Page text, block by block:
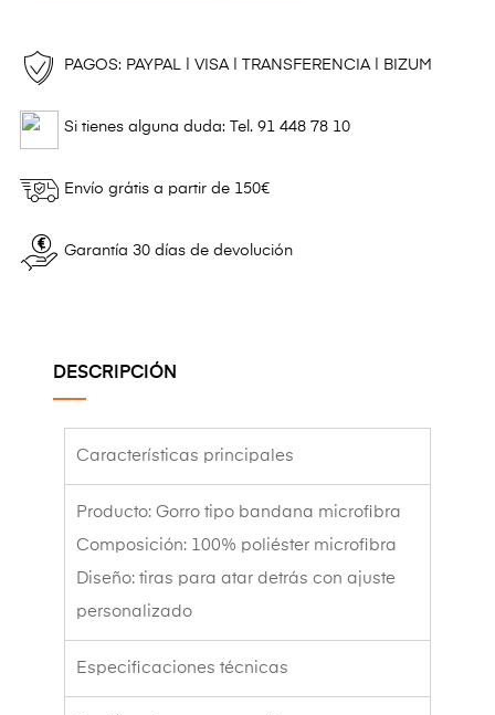
PAGOS: PAYPAL | VISA | TRANSFERENCIA | BIZUM
Si tienes alguna duda: Tel. 91 448 78 10
Envío grátis a partir de 150€
Garantía 30 días de devolución
DESCRIPCIÓN
Características principales
Producto: Gorro tipo bandana microfibra
Composición: 100% poliéster microfibra
Diseño: tiras para atar detrás con ajuste
personalizado
Especificaciones técnicas